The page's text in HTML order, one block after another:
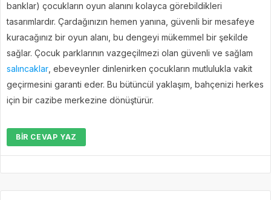
banklar) çocukların oyun alanını kolayca görebildikleri
tasarımlardır. Çardağınızın hemen yanına, güvenli bir mesafeye
kuracağınız bir oyun alanı, bu dengeyi mükemmel bir şekilde
sağlar. Çocuk parklarının vazgeçilmezi olan güvenli ve sağlam
salıncaklar , ebeveynler dinlenirken çocukların mutlulukla vakit
geçirmesini garanti eder. Bu bütüncül yaklaşım, bahçenizi herkes
için bir cazibe merkezine dönüştürür.
BIR CEVAP YAZ